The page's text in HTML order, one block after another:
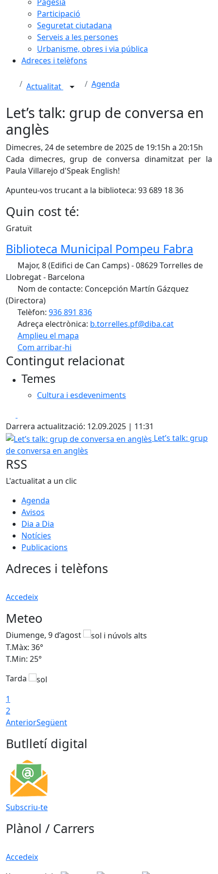
Participació
Seguretat ciutadana
Serveis a les persones
Urbanisme, obres i via pública
Adreces i telèfons
Actualitat Agenda
Let’s talk: grup de conversa en
anglès
Dimecres, 24 de setembre de 2025 de 19:15h a 20:15h
Cada dimecres, grup de conversa dinamitzat per la
Paula Villarejo d'Speak English!
Apunteu-vos trucant a la biblioteca: 93 689 18 36
Quin cost té:
Gratuït
Biblioteca Municipal Pompeu Fabra
Major, 8 (Edifici de Can Camps) - 08629 Torrelles de
Llobregat - Barcelona
Nom de contacte: Concepción Martín Gázquez
(Directora)
Telèfon: 936 891 836
Adreça electrònica: b.torrelles.pf@diba.cat
Amplieu el mapa
Com arribar-hi
+
Contingut relacionat
Temes
Cultura i esdeveniments
Darrera actualització: 12.09.2025 | 11:31
Let’s talk: grup de conversa en anglès
Let’s talk: grup
de conversa en anglès
RSS
L'actualitat a un clic
Agenda
Avisos
Dia a Dia
Notícies
Publicacions
Adreces i telèfons
Accedeix
Meteo
Diumenge, 9 d’agost
T.Màx: 36°
T.Min: 25°
Tarda
1
2
AnteriorSegüent
Butlletí digital
Subscriu-te
Plànol / Carrers
Accedeix